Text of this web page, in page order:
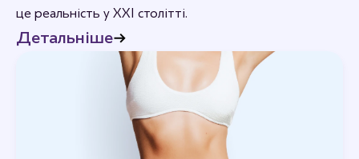
це реальність у XXI столітті.
Детальніше